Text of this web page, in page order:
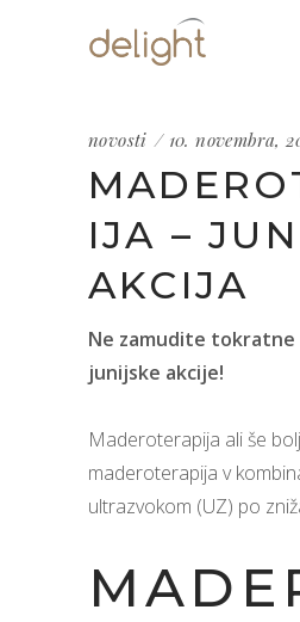
novosti 10. novembra,
IJA –
AKCIJA
Ne zamudite tokratne
junijske akcije!
Maderoterapija ali še
maderoterapija v
ultrazvokom (UZ) po